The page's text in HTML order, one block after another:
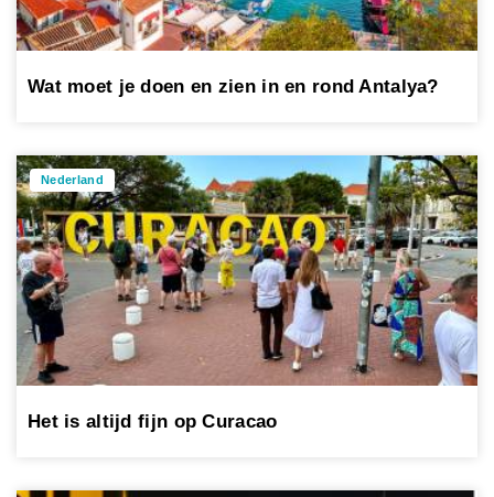
Wat moet je doen en zien in en rond Antalya?
Nederland
Het is altijd fijn op Curacao